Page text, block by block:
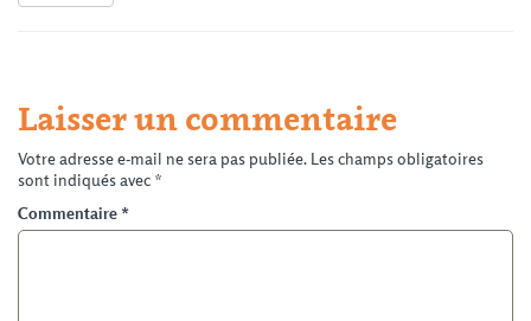
Laisser un commentaire
Votre adresse e-mail ne sera pas publiée. Les champs obligatoires
sont indiqués avec *
Commentaire *